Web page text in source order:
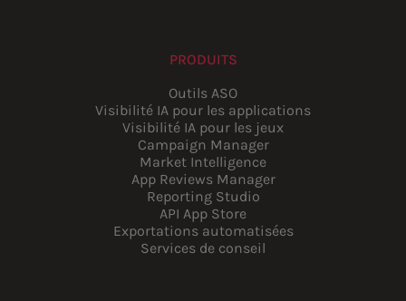
PRODUITS
Outils ASO
Visibilité IA pour les applications
Visibilité IA pour les jeux
Campaign Manager
Market Intelligence
App Reviews Manager
Reporting Studio
API App Store
Exportations automatisées
Services de conseil